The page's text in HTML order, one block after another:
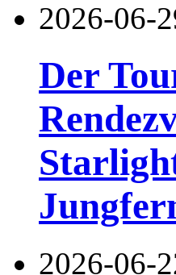
2026-06-
Der
2026-06-